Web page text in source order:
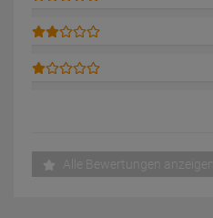
Alle Bewertungen anzeigen